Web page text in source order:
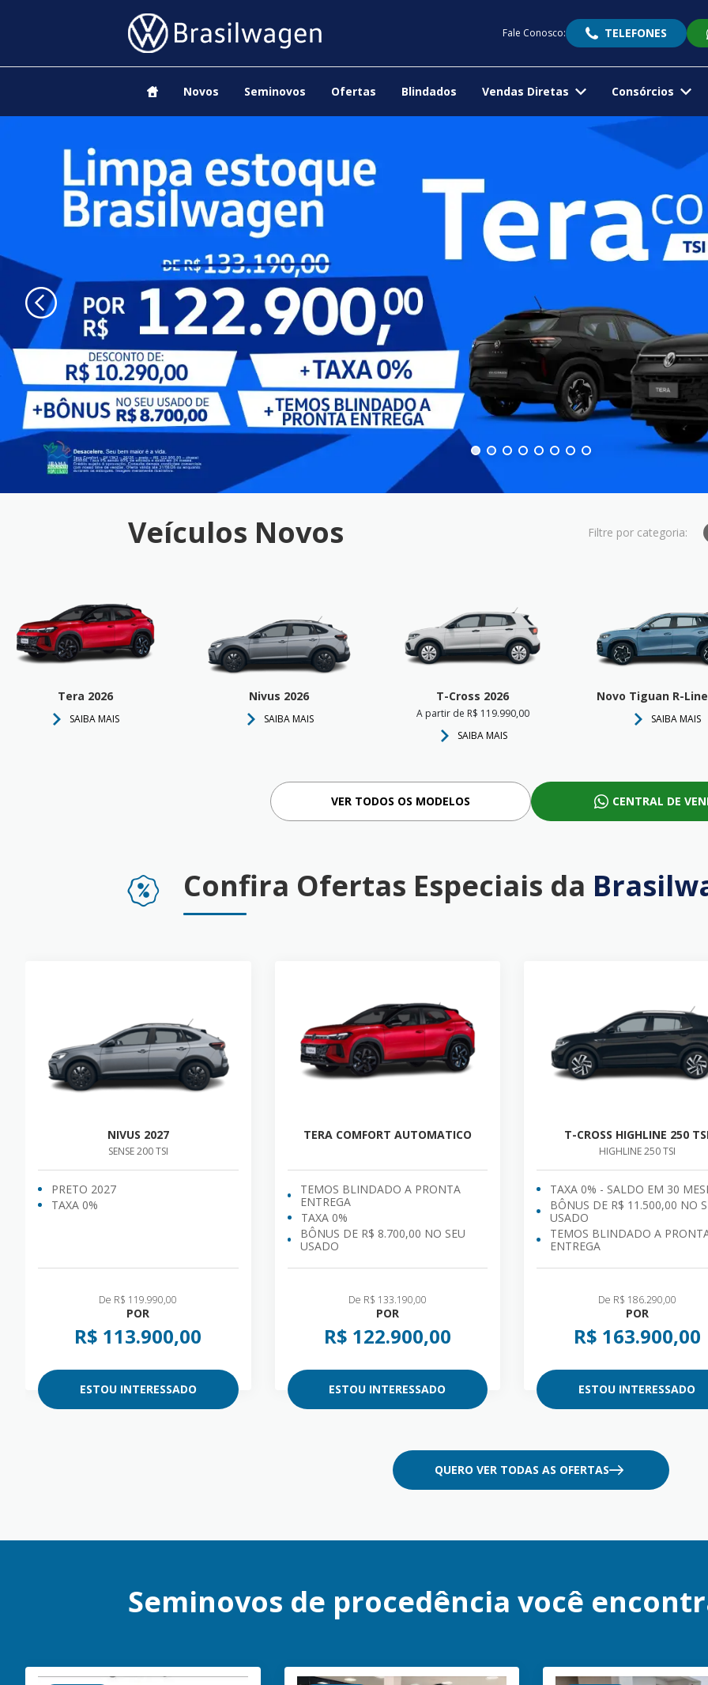
Fale Conosco: TELEFONES
Novos Seminovos Ofertas Blindados Vendas Diretas Consórcios
Veículos Novos
Tera 2026
SAIBA MAIS
Nivus 2026
SAIBA MAIS
T-Cross 2026
A partir de R$ 119.990,00
SAIBA MAIS
Novo Tiguan R-
SAIBA MAIS
VER TODOS OS MODELOS CENTRAL DE
Confira Ofertas Especiais da
NIVUS 2027
SENSE 200 TSI
PRETO 2027
TAXA 0%
De R$ 119.990,00
POR
R$ 113.900,00
ESTOU INTERESSADO
TERA COMFORT AUTOMATICO
TEMOS BLINDADO A PRONTA
ENTREGA
TAXA 0%
BÔNUS DE R$ 8.700,00 NO SEU
USADO
De R$ 133.190,00
POR
R$ 122.900,00
ESTOU INTERESSADO
T-CROSS HIGHLINE 250
HIGHLINE 250 TSI
TAXA 0% - SALDO EM 30
BÔNUS DE R$ 11.500,00 NO
USADO
TEMOS BLINDADO A
ENTREGA
De R$ 186.290,00
POR
R$ 163.900,00
ESTOU INTERESSADO
QUERO VER TODAS AS OFERTAS
Seminovos de procedência você